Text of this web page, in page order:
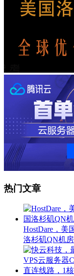
热门文章
HostDare，美
洛杉矶QN机